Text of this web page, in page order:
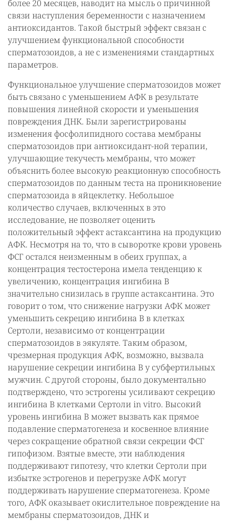
более 20 месяцев, наводит на мысль о причинной
связи наступления беременности с назначением
антиоксидантов. Такой быстрый эффект связан с
улучшением функциональной способности
сперматозоидов, а не с изменениями стандартных
параметров.
Функциональное улучшение сперматозоидов может
быть связано с уменьшением АФК в результате
повышения линейной скорости и уменьшения
повреждения ДНК. Были зарегистрированы
изменения фосфолипидного состава мембраны
сперматозоидов при антиоксидант-ной терапии,
улучшающие текучесть мембраны, что может
объяснить более высокую реакционную способность
сперматозоидов по данным теста на проникновение
сперматозоида в яйцеклетку. Небольшое
количество случаев, включенных в это
исследование, не позволяет оценить
положительный эффект астаксантина на продукцию
АФК. Несмотря на то, что в сыворотке крови уровень
ФСГ остался неизменным в обеих группах, а
концентрация тестостерона имела тенденцию к
увеличению, концентрация ингибина В
значительно снизилась в группе астаксантина. Это
говорит о том, что снижение нагрузки АФК может
уменьшить секрецию ингибина В в клетках
Сертоли, независимо от концентрации
сперматозоидов в эякуляте. Таким образом,
чрезмерная продукция АФК, возможно, вызвала
нарушение секреции ингибина В у субфертильных
мужчин. С другой стороны, было документально
подтверждено, что эстрогены усиливают секрецию
ингибина В клетками Сертоли in vitro. Высокий
уровень ингибина В может вызвать как прямое
подавление сперматогенеза и косвенное влияние
через сокращение обратной связи секреции ФСГ
гипофизом. Взятые вместе, эти наблюдения
поддерживают гипотезу, что клетки Сертоли при
избытке эстрогенов и перегрузке АФК могут
поддерживать нарушение сперматогенеза. Кроме
того, АФК оказывает окислительное повреждение на
мембраны сперматозоидов, ДНК и